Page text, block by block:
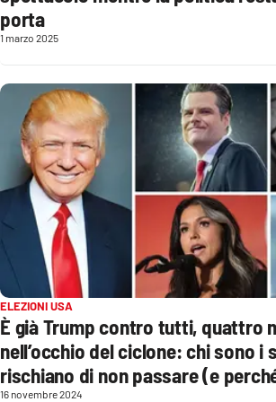
Podcast
Meteo
Editoriali
VIDEO
Ambiente
Cronaca
Cultura
Economia e Lavoro
porta
1 marzo 2025
ELEZIONI USA
È già Trump contro tutti, quattro
nell’occhio del ciclone: chi sono i
rischiano di non passare (e
16 novembre 2024